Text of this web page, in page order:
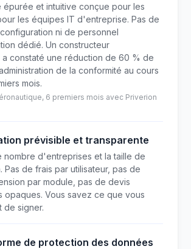
épurée et intuitive conçue pour les
les équipes IT d'entreprise. Pas de
ni de personnel
dédié. Un constructeur
a constaté une réduction de 60 % de
de la conformité au cours
mois.
6 premiers mois avec Priverion
prévisible et transparente
nombre d'entreprises et la taille de
Pas de frais par utilisateur, pas de
par module, pas de devis
opaques. Vous savez ce que vous
de signer.
de protection des données